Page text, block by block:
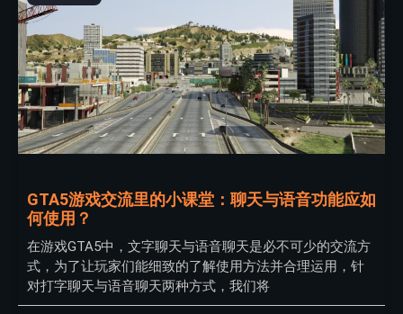
GTA5游戏交流里的小课堂：聊天与语音功能应如
何使用？
在游戏GTA5中，文字聊天与语音聊天是必不可少的交流方
式，为了让玩家们能细致的了解使用方法并合理运用，针
对打字聊天与语音聊天两种方式，我们将